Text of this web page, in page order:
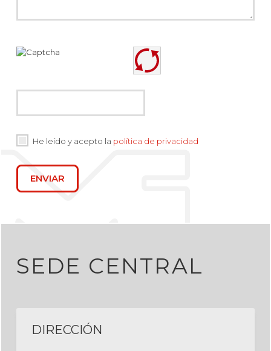
He leído y acepto la política de privacidad
ENVIAR
SEDE CENTRAL
DIRECCIÓN